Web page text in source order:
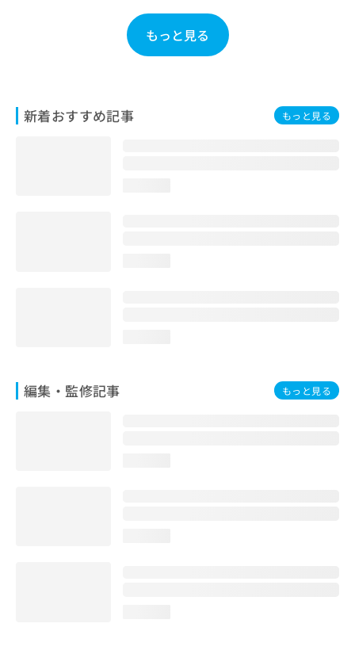
もっと見る
新着おすすめ記事 もっと見る
編集・監修記事 もっと見る
は
こ